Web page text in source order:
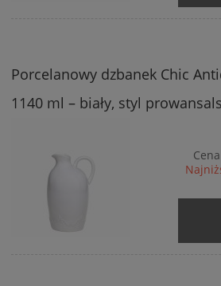
Porcelanowy dzbanek Chic
1140 ml – biały, styl